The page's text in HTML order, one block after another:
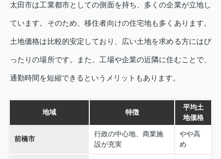
太田市は工業都市としての側面を持ち、多くの企業が立地し
ています。そのため、移住者向けの住宅地も多くあります。
土地価格は比較的安定しており、広い土地を求める方にはぴ
ったりの場所です。また、工場や企業の近隣に住むことで、
通勤時間を短縮できるというメリットもあります。
地域 特徴
平均土
地価格
前橋市
行政の中心地、商業施
設が充実
やや高
め